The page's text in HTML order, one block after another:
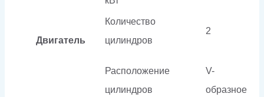
Двигатель
Количество
цилиндров
2
Расположение
цилиндров
V-
образное